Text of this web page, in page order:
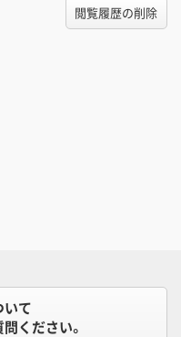
閲覧履歴の削除
いて
ください。